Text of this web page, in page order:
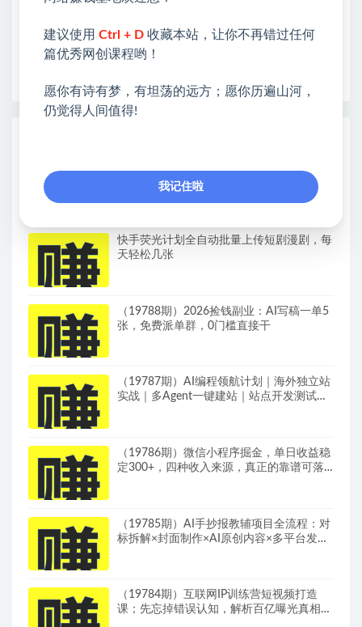
开启网络之门，广受好评！
❤如果您也依存于互联网，欢迎加入本站会员，将尽
AI手抄报教辅项目全流程实战教学，5分钟
做的一套手抄报，卖了2000多份，操作简
快手荧光计划全自动批量上传短剧漫剧，每
天轻松几张
（19788期）2026捡钱副业：AI写稿一单5
张，免费派单群，0门槛直接干
（19787期）AI编程领航计划｜海外独立站
实战｜多Agent一键建站｜站点开发测试｜
（19786期）微信小程序掘金，单日收益稳
定300+，四种收入来源，真正的靠谱可落
（19785期）AI手抄报教辅项目全流程：对
标拆解×封面制作×AI原创内容×多平台发布
（19784期）互联网IP训练营短视频打造
课；先忘掉错误认知，解析百亿曝光真相，
建议使用 Ctrl + D 收藏本站，让你不再错过任何
篇优秀网创课程哟！
愿你有诗有梦，有坦荡的远方；愿你历遍山河，
仍觉得人间值得!
我记住啦